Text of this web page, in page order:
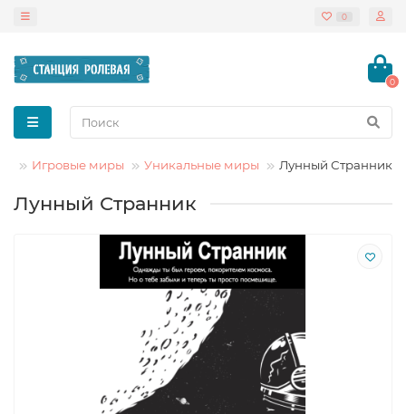
0
0
Игровые миры Уникальные миры Лунный Странник
Лунный Странник